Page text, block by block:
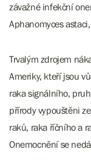
závažné infekční
Aphanomyces
Trvalým zdrojem
Ameriky, kteří jsou
raka signálního,
přírody vypouštěni
raků, raka říčního a
Onemocnění se